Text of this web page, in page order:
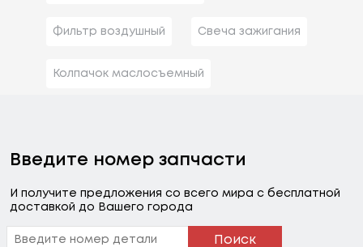
Фильтр воздушный Свеча зажигания
Колпачок маслосъемный
Введите номер запчасти
И получите предложения со всего мира с бесплатной
доставкой до Вашего города
Поиск